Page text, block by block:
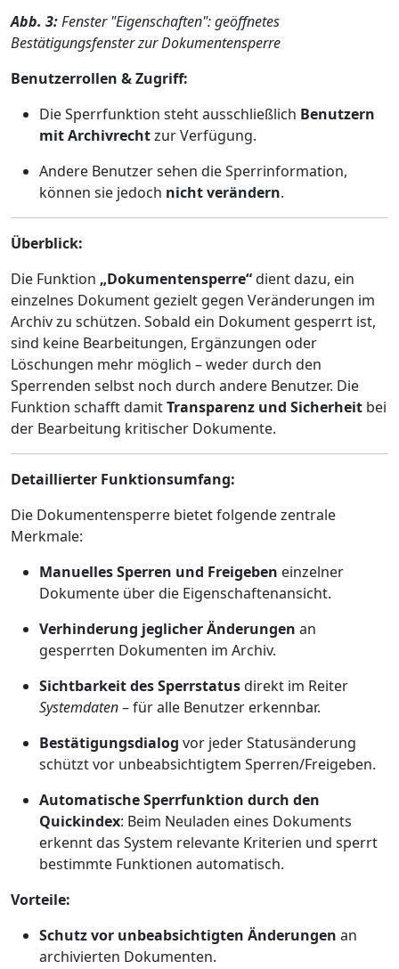
Abb. 3:Fenster "Eigenschaften": geöffnetes
Bestätigungsfenster zur Dokumentensperre
Benutzerrollen & Zugriff:
Die Sperrfunktion steht ausschließlich Benutzern
mit Archivrechtzur Verfügung.
Andere Benutzer sehen die Sperrinformation,
können sie jedoch nicht verändern.
Überblick:
Die Funktion „Dokumentensperre“dient dazu, ein
einzelnes Dokument gezielt gegen Veränderungen im
Archiv zu schützen. Sobald ein Dokument gesperrt ist,
sind keine Bearbeitungen, Ergänzungen oder
Löschungen mehr möglich – weder durch den
Sperrenden selbst noch durch andere Benutzer. Die
Funktion schafft damitTransparenz und Sicherheit bei
der Bearbeitung kritischer Dokumente.
Detaillierter Funktionsumfang:
Die Dokumentensperre bietet folgende zentrale
Merkmale:
Manuelles Sperren und Freigeben einzelner
Dokumente über die Eigenschaftenansicht.
Verhinderung jeglicher Änderungen an
gesperrten Dokumenten im Archiv.
Sichtbarkeit des Sperrstatusdirekt im Reiter
Systemdaten– für alle Benutzer erkennbar.
Bestätigungsdialog vor jeder Statusänderung
schützt vor unbeabsichtigtem Sperren/Freigeben.
Automatische Sperrfunktion durch den
Quickindex: Beim Neuladen eines Dokuments
erkennt das System relevante Kriterien und sperrt
bestimmte Funktionen automatisch.
Vorteile:
Schutz vor unbeabsichtigten Änderungen an
archivierten Dokumenten.